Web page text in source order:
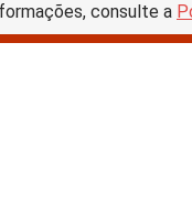
consulte a